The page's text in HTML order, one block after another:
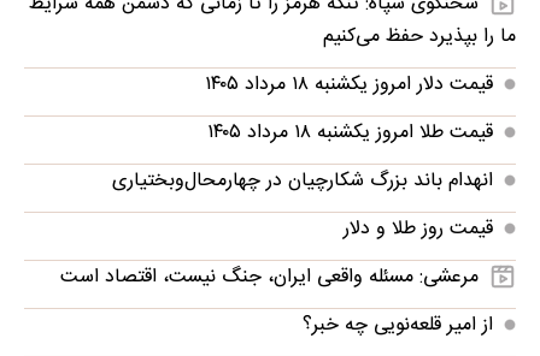
ما را بپذیرد حفظ می‌کنیم
قیمت دلار امروز یکشنبه ۱۸ مرداد ۱۴۰۵
قیمت طلا امروز یکشنبه ۱۸ مرداد ۱۴۰۵
انهدام باند بزرگ شکارچیان در چهارمحال‌وبختیاری
قیمت روز طلا و دلار
مرعشی: مسئله واقعی ایران، جنگ نیست، اقتصاد است
از امیر قلعه‌نویی چه خبر؟